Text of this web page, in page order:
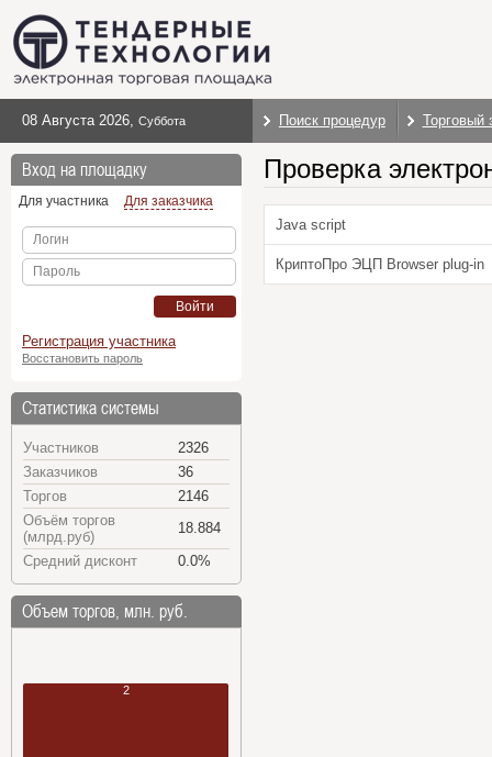
08 Августа 2026, Суббота Поиск процедур Торговый
Вход на площадку
Для участника Для заказчика
Логин
Пароль
Войти
Регистрация участника
Восстановить пароль
Статистика системы
Участников
2326
Заказчиков
36
Торгов
2146
Объём торгов
(млрд.руб)
18.884
Средний дисконт
0.0%
Объем торгов, млн. руб.
2
Проверка
Java script
КриптоПро ЭЦП Browser plug-in